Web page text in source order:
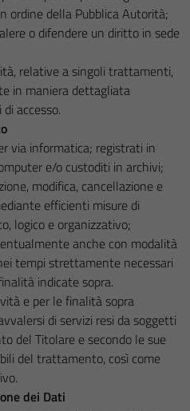
ordine della Pubblica Autorità;
o difendere un diritto in sede
relative a singoli trattamenti,
in maniera dettagliata
accesso.
via informatica; registrati in
e/o custoditi in archivi;
modifica, cancellazione e
efficienti misure di
logico e organizzativo;
anche con modalità
tempi strettamente necessari
indicate sopra.
e per le finalità sopra
di servizi resi da soggetti
del Titolare e secondo le sue
del trattamento, così come
dei Dati